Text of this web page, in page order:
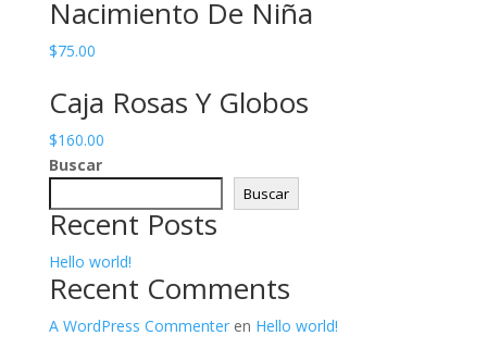
Nacimiento De Niña
$75.00
Caja Rosas Y Globos
$160.00
Buscar
Buscar
Recent Posts
Hello world!
Recent Comments
A WordPress Commenteren Hello world!